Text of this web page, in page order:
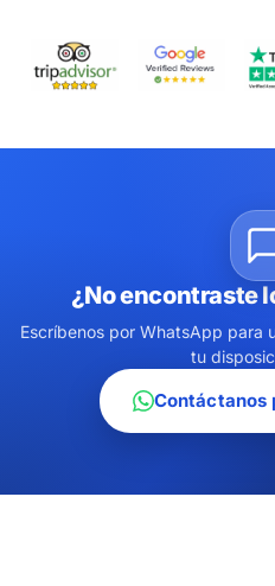
¿No encontraste
Escríbenos por WhatsApp para
tu
Contáctanos